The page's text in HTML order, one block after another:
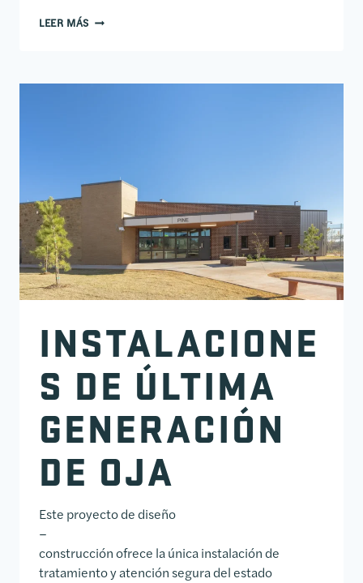
LEER MÁS COMPLEJO CORRECCIONAL DEL CONDADO DE
INSTALACIONE
S DE ÚLTIMA
GENERACIÓN
DE OJA
Este proyecto de diseño
–
construcción ofrece la única instalación de
tratamiento y atención segura del estado